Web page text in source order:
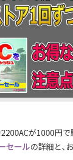
が1000円
セールの詳細と､